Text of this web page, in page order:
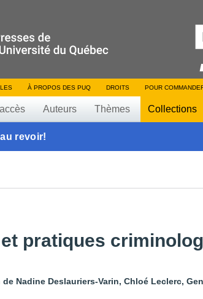
À PROPOS DES PUQ DROITS POUR
Auteurs Thèmes Collections
revoir!
pratiques
Nadine Deslauriers-Varin, Chloé Leclerc,